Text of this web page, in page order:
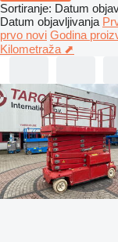
Sortiranje: Datum
Datum objavljivanja
prvo novi Godina
Kilometraža ⬈